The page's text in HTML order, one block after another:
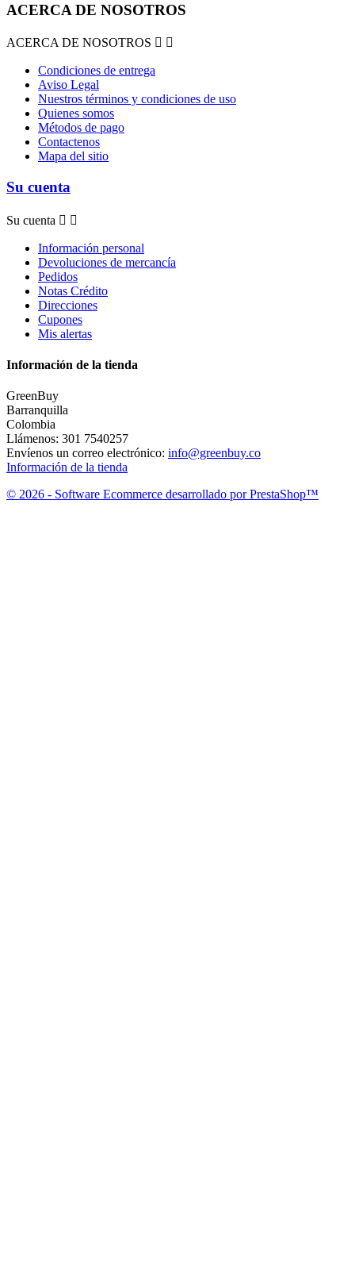
ACERCA DE NOSOTROS
ACERCA DE NOSOTROS  
Condiciones de entrega
Aviso Legal
Nuestros términos y condiciones de uso
Quienes somos
Métodos de pago
Contactenos
Mapa del sitio
Su cuenta
Su cuenta  
Información personal
Devoluciones de mercancía
Pedidos
Notas Crédito
Direcciones
Cupones
Mis alertas
Información de la tienda
GreenBuy
Barranquilla
Colombia
Llámenos: 301 7540257
Envíenos un correo electrónico: info@greenbuy.co
Información de la tienda
© 2026 - Software Ecommerce desarrollado por PrestaShop™